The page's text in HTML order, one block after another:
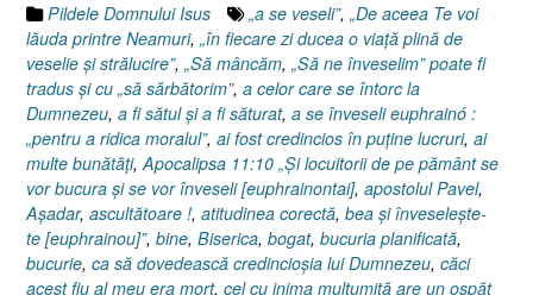
Pildele Domnului Isus „a se veseli”, „De aceea Te voi
lăuda printre Neamuri, „în fiecare zi ducea o viaţă plină de
veselie şi strălucire”, „Să mâncăm, „Să ne înveselim” poate fi
tradus şi cu „să sărbătorim”, a celor care se întorc la
Dumnezeu, a fi sătul şi a fi săturat, a se înveseli euphrainó :
„pentru a ridica moralul”, ai fost credincios în puţine lucruri, ai
multe bunătăţi,Apocalipsa 11:10 „Şi locuitorii de pe pământ se
vor bucura şi se vor înveseli [euphrainontai], apostolul Pavel,
Aşadar, ascultătoare !, atitudinea corectă, bea şi înveseleşte-
te [euphrainou]”, bine, Biserica, bogat, bucuria planificată,
bucurie, ca să dovedească credincioşia lui Dumnezeu, căci
acest fiu al meu era mort, cel cu inima mulţumită are un ospăţ